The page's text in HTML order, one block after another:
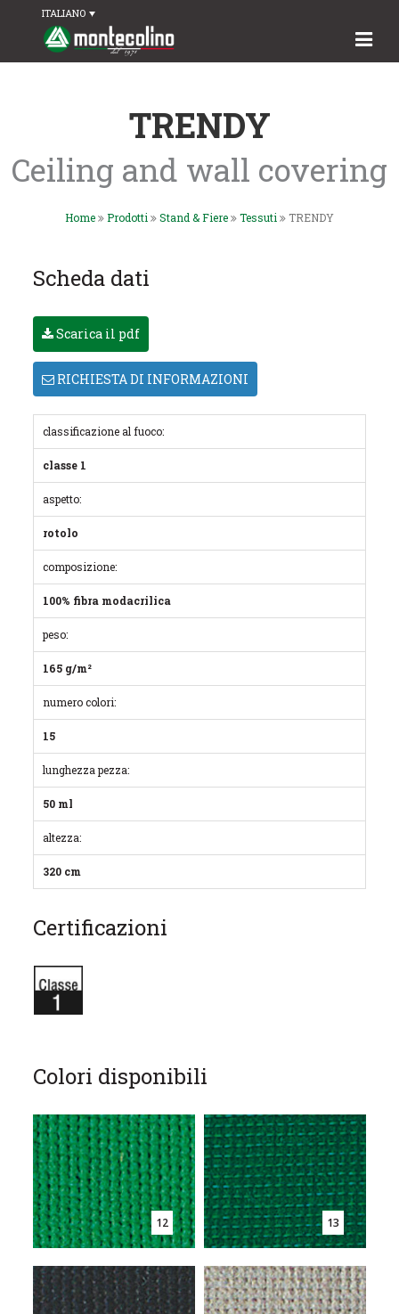
ITALIANO
TRENDY
Ceiling and wall covering
Home Prodotti Stand & Fiere Tessuti TRENDY
Scheda dati
Scarica il pdf
RICHIESTA DI INFORMAZIONI
classificazione al fuoco:
classe 1
aspetto:
rotolo
composizione:
100% fibra modacrilica
peso:
165 g/m²
numero colori:
15
lunghezza pezza:
50 ml
altezza:
320 cm
Certificazioni
Colori disponibili
12 13